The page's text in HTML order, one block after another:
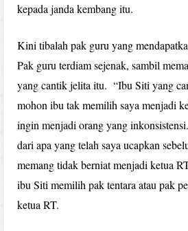
kepada janda kembang itu.
Kini tibalah pak guru yang
Pak guru terdiam sejenak, sambil
yang cantik jelita itu. “Ibu Siti yang
mohon ibu tak memilih saya menjadi
ingin menjadi orang yang
dari apa yang telah saya ucapkan
memang tidak berniat menjadi ketua
ibu Siti memilih pak tentara atau pak
ketua RT.